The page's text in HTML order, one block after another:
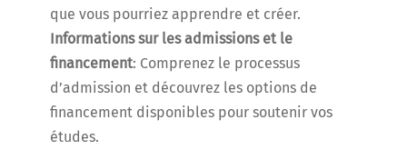
que vous pourriez apprendre et créer.
Informations sur les admissions et le
financement: Comprenez le processus
d’admission et découvrez les options de
financement disponibles pour soutenir vos
études.